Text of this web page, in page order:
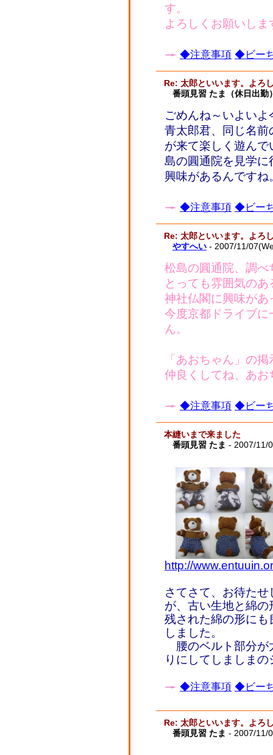
す。
よろしくお願いしま
◆注意事項 ◆ビー
Re: 太郎といいます。よろ
番頭見習 たま（休日出勤
ごめんね～いよい
青太郎君、同じ名
が来て楽しく遊ん
島の圓通院を見学
興味があるんですね
◆注意事項 ◆ビー
Re: 太郎といいます。よろ
やすへい - 2007/11/
松島の圓通院、調べ
とっても雰囲気の
神社仏閣に興味があ
今度京都ドライブ
ん。
「あおちゃん」の
仲良くしてね、あお
◆注意事項 ◆ビー
本縫いまで来ました
番頭見習 たま - 2007/11/
http://
さてさて、お待た
が、古い生地と綿
残された綿の形に
しました。
腰のベルト部分が
りにしてしましま
◆注意事項 ◆ビー
Re: 太郎といいます。よろ
番頭見習 たま - 2007/11/